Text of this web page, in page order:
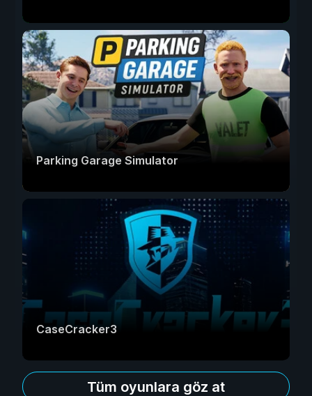
Parking Garage Simulator
CaseCracker3
Tüm oyunlara göz at